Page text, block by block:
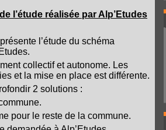
l’étude réalisée par Alp’Etudes
l’étude du schéma
collectif et autonome. Les
et la mise en place est différente.
2 solutions :
pour le reste de la commune.